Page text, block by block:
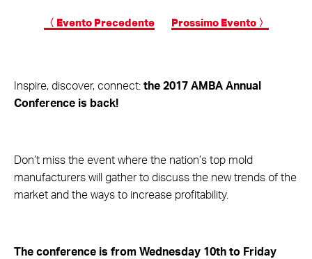
〈 Evento Precedente Prossimo Evento 〉
Inspire, discover, connect: the 2017 AMBA Annual
Conference is back!
Don’t miss the event where the nation’s top mold
manufacturers will gather to discuss the new trends of the
market and the ways to increase profitability.
The conference is from Wednesday 10th to Friday